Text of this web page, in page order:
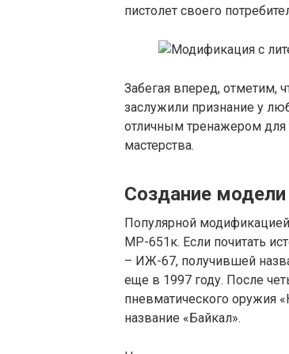
пистолет своего
Забегая вперед, отметим,
заслужили признание у
отличным тренажером для
мастерства.
Создание модели
Популярной модификацией
МР-651к. Если почитать
– ИЖ-67, получившей
еще в 1997 году. После
пневматического оружия
название «Байкал».